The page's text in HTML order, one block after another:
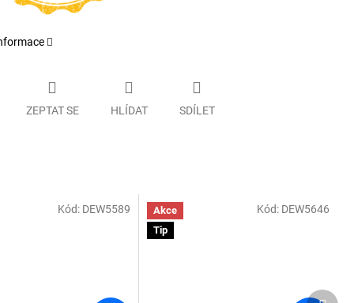
ZEPTAT SE HLÍDAT SDÍLET
Kód: DEW5589
Akce
Tip
Kód: DEW5646
Další